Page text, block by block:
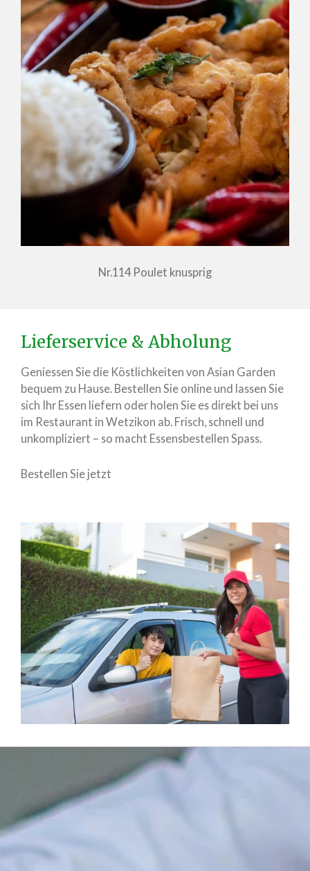
Nr.114 Poulet knusprig
Lieferservice & Abholung
Geniessen Sie die Köstlichkeiten von Asian Garden
bequem zu Hause. Bestellen Sie online und lassen Sie
sich Ihr Essen liefern oder holen Sie es direkt bei uns
im Restaurant in Wetzikon ab. Frisch, schnell und
unkompliziert – so macht Essensbestellen Spass.
Bestellen Sie jetzt